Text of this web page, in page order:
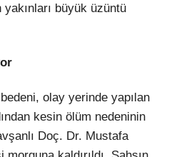
yakınları büyük üzüntü
olay yerinde yapılan
kesin ölüm nedeninin
Doç. Dr. Mustafa